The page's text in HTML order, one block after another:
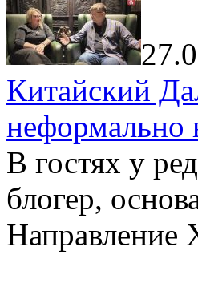
Китайский
неформально
В гостях у
блогер,
Направление